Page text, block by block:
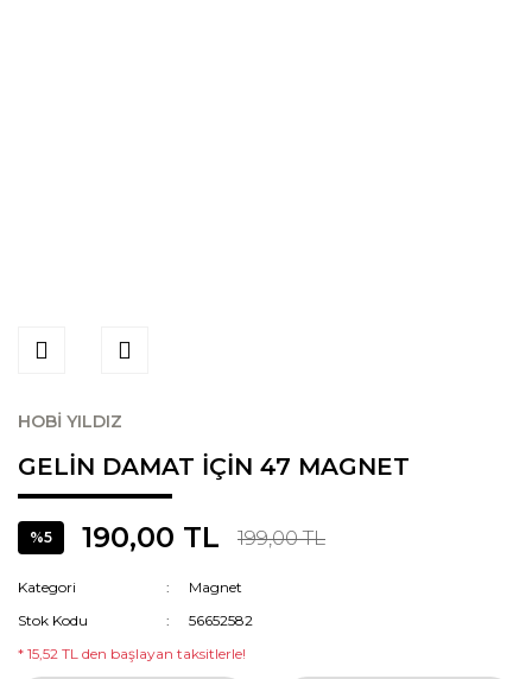
HOBİ YILDIZ
GELİN DAMAT İÇİN 47 MAGNET
%5 190,00 TL 199,00 TL
Kategori
Magnet
Stok Kodu
56652582
* 15,52 TL den başlayan taksitlerle!